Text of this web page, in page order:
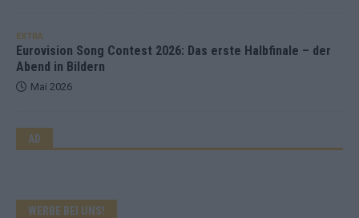
EXTRA
Eurovision Song Contest 2026: Das erste Halbfinale – der
Abend in Bildern
Mai 2026
AD
WERBE BEI UNS!